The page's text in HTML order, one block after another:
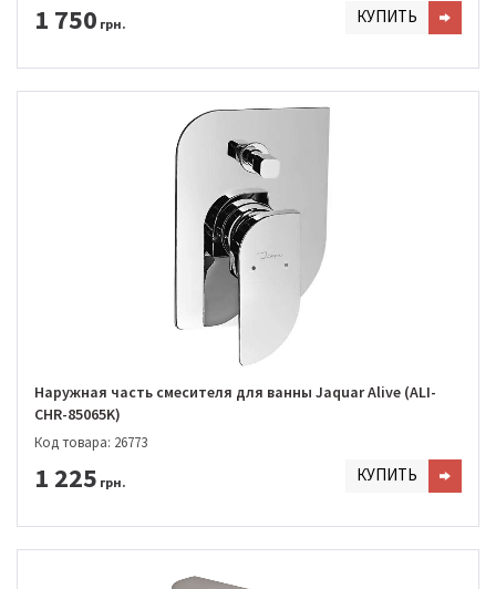
1 750 грн. КУПИТЬ
Наружная часть смесителя для ванны Jaquar Alive (ALI-
CHR-85065K)
Код товара: 26773
1 225 грн. КУПИТЬ